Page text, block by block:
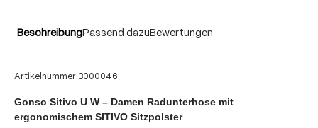
BeschreibungPassend dazu Bewertungen
Artikelnummer 3000046
Gonso Sitivo U W – Damen Radunterhose mit
ergonomischem SITIVO Sitzpolster